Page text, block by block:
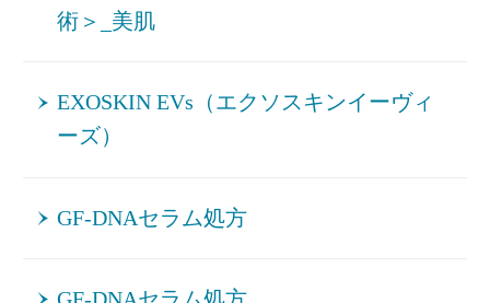
術＞_美肌
EXOSKIN EVs（エクソスキンイーヴィ
ーズ）
GF-DNAセラム処方